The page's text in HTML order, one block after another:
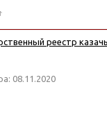
реестр
08.11.2020